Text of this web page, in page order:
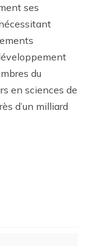
ses
du
en sciences de
d’un milliard